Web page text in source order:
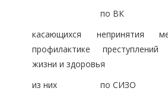
по ВК
касающихся непринятия
профилактике преступлений
жизни и здоровья
из них по СИЗО